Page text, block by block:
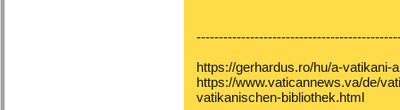
https://gerhardus.ro/hu/a-vatikani-
https://www.vaticannews.va/de/
vatikanischen-bibliothek.html